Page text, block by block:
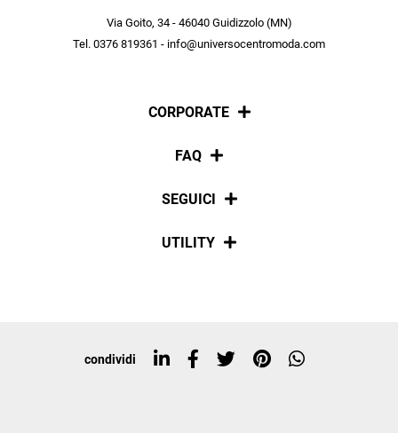
Via Goito, 34 - 46040 Guidizzolo (MN)
Tel. 0376 819361 - info@universocentromoda.com
CORPORATE
Chi siamo
FAQ
Pagamenti
SEGUICI
Social
UTILITY
Top ricerche
condividi
scopri in anteprima le offerte in esclusiva a te riservate.
ISCRIVITI